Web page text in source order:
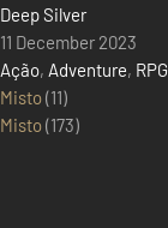
Deep Silver
11 December 2023
Ação, Adventure, RPG
Misto(11)
Misto(173)